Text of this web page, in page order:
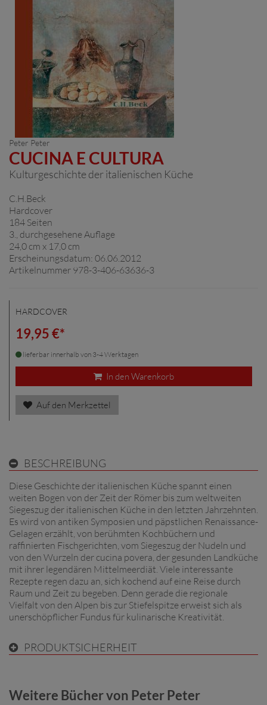
Peter Peter
CUCINA E CULTURA
Kulturgeschichte der italienischen Küche
C.H.Beck
Hardcover
184 Seiten
3., durchgesehene Auflage
24,0 cm x 17,0 cm
Erscheinungsdatum: 06.06.2012
Artikelnummer 978-3-406-63636-3
HARDCOVER
19,95 €*
lieferbar innerhalb von 3-4 Werktagen
In den Warenkorb
Auf den Merkzettel
BESCHREIBUNG
Diese Geschichte der italienischen Küche spannt einen
weiten Bogen von der Zeit der Römer bis zum weltweiten
Siegeszug der italienischen Küche in den letzten Jahrzehnten.
Es wird von antiken Symposien und päpstlichen Renaissance-
Gelagen erzählt, von berühmten Kochbüchern und
raffinierten Fischgerichten, vom Siegeszug der Nudeln und
von den Wurzeln der cucina povera, der gesunden Landküche
mit ihrer legendären Mittelmeerdiät. Viele interessante
Rezepte regen dazu an, sich kochend auf eine Reise durch
Raum und Zeit zu begeben. Denn gerade die regionale
Vielfalt von den Alpen bis zur Stiefelspitze erweist sich als
unerschöpflicher Fundus für kulinarische Kreativität.
PRODUKTSICHERHEIT
Weitere Bücher von Peter Peter